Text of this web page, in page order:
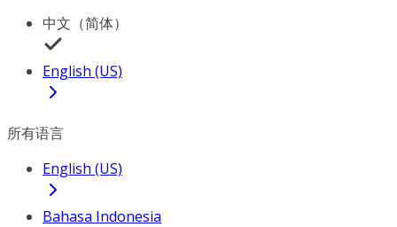
中文（简体）
English (US)
所有语言
English (US)
Bahasa Indonesia